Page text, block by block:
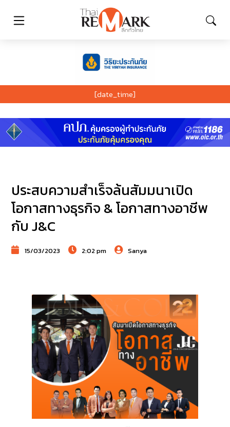
[date_time]
ประสบความสำเร็จล้นสัมมนาเปิด
โอกาสทางธุรกิจ & โอกาสทางอาชีพ
กับ J&C
15/03/2023 2:02 pm Sanya